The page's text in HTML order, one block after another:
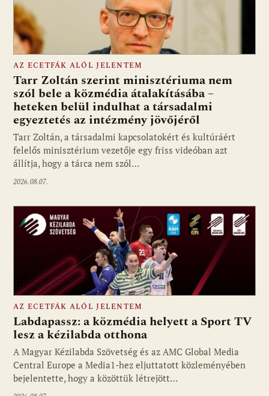
Fotó: media1.hu
AZ ECETFÁK ALÓL JELENTEM
Tarr Zoltán szerint minisztériuma nem
szól bele a közmédia átalakításába –
heteken belül indulhat a társadalmi
egyeztetés az intézmény jövőjéről
Tarr Zoltán, a társadalmi kapcsolatokért és kultúráért
felelős minisztérium vezetője egy friss videóban azt
állítja, hogy a tárca nem szól…
2026.08.07.
Fotó: media1.hu
AZ ECETFÁK ALÓL JELENTEM
Labdapassz: a közmédia helyett a Sport TV
lesz a kézilabda otthona
A Magyar Kézilabda Szövetség és az AMC Global Media
Central Europe a Media1-hez eljuttatott közleményében
bejelentette, hogy a közöttük létrejött…